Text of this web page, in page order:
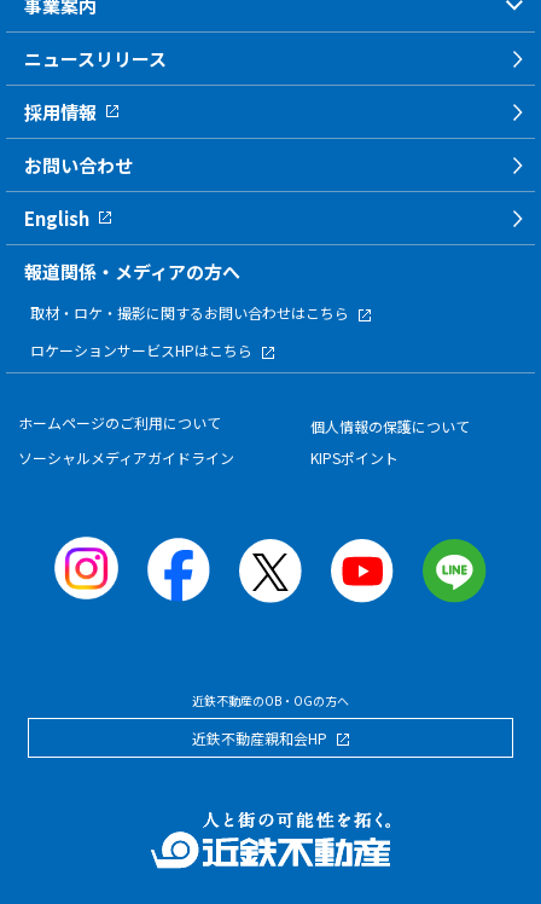
事業案内
ニュースリリース
採用情報
お問い合わせ
English
報道関係・メディアの方へ
取材・ロケ・撮影に関するお問い合わせはこちら
ロケーションサービスHPはこちら
ホームページのご利用について
個人情報の保護について
ソーシャルメディアガイドライン
KIPSポイント
近鉄不動産のOB・OGの方へ
近鉄不動産親和会HP